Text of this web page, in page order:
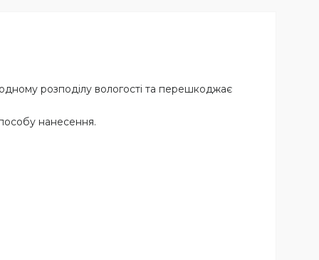
розподілу вологості та перешкоджає
нанесення.